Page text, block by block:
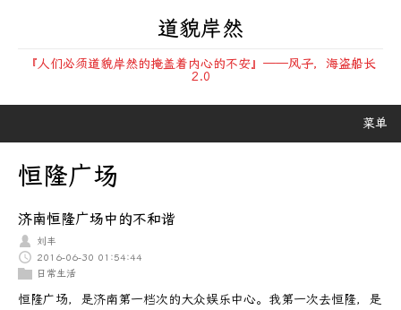
道貌岸然
『人们必须道貌岸然的掩盖着内心的不安』——风子，海盗船长
2.0
菜单
恒隆广场
济南恒隆广场中的不和谐
刘丰
2016-06-30 01:54:44
日常生活
恒隆广场，是济南第一档次的大众娱乐中心。我第一次去恒隆，是